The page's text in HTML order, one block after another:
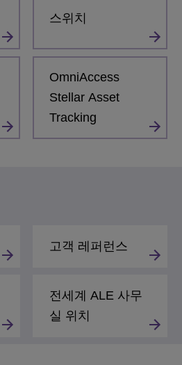
스위치
OmniAccess
Stellar Asset
Tracking
고객 레퍼런스
전세계 ALE 사무
실 위치